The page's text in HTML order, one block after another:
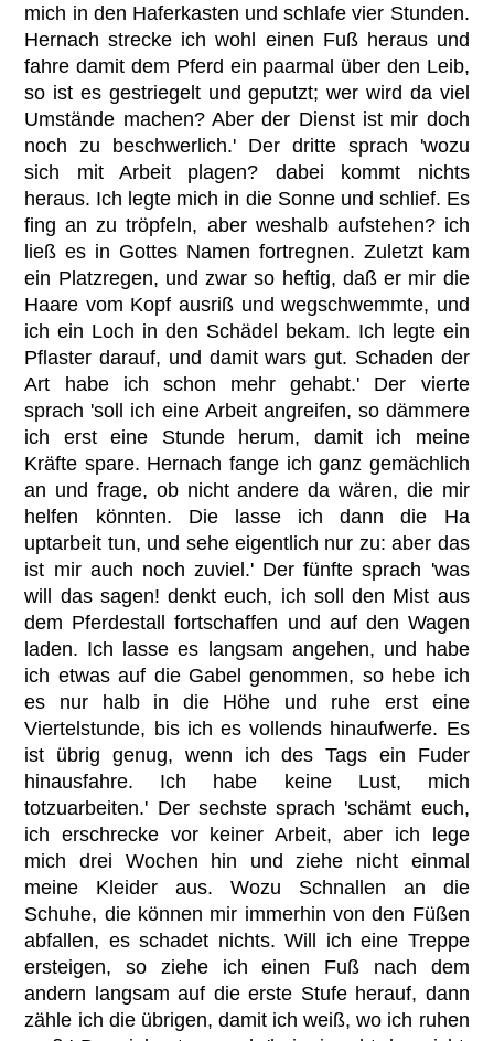
mich in den Haferkasten und schlafe vier Stunden.
Hernach strecke ich wohl einen Fuß heraus und
fahre damit dem Pferd ein paarmal über den Leib,
so ist es gestriegelt und geputzt; wer wird da viel
Umstände machen? Aber der Dienst ist mir doch
noch zu beschwerlich.' Der dritte sprach 'wozu
sich mit Arbeit plagen? dabei kommt nichts
heraus. Ich legte mich in die Sonne und schlief. Es
fing an zu tröpfeln, aber weshalb aufstehen? ich
ließ es in Gottes Namen fortregnen. Zuletzt kam
ein Platzregen, und zwar so heftig, daß er mir die
Haare vom Kopf ausriß und wegschwemmte, und
ich ein Loch in den Schädel bekam. Ich legte ein
Pflaster darauf, und damit wars gut. Schaden der
Art habe ich schon mehr gehabt.' Der vierte
sprach 'soll ich eine Arbeit angreifen, so dämmere
ich erst eine Stunde herum, damit ich meine
Kräfte spare. Hernach fange ich ganz gemächlich
an und frage, ob nicht andere da wären, die mir
helfen könnten. Die lasse ich dann die Ha
uptarbeit tun, und sehe eigentlich nur zu: aber das
ist mir auch noch zuviel.' Der fünfte sprach 'was
will das sagen! denkt euch, ich soll den Mist aus
dem Pferdestall fortschaffen und auf den Wagen
laden. Ich lasse es langsam angehen, und habe
ich etwas auf die Gabel genommen, so hebe ich
es nur halb in die Höhe und ruhe erst eine
Viertelstunde, bis ich es vollends hinaufwerfe. Es
ist übrig genug, wenn ich des Tags ein Fuder
hinausfahre. Ich habe keine Lust, mich
totzuarbeiten.' Der sechste sprach 'schämt euch,
ich erschrecke vor keiner Arbeit, aber ich lege
mich drei Wochen hin und ziehe nicht einmal
meine Kleider aus. Wozu Schnallen an die
Schuhe, die können mir immerhin von den Füßen
abfallen, es schadet nichts. Will ich eine Treppe
ersteigen, so ziehe ich einen Fuß nach dem
andern langsam auf die erste Stufe herauf, dann
zähle ich die übrigen, damit ich weiß, wo ich ruhen